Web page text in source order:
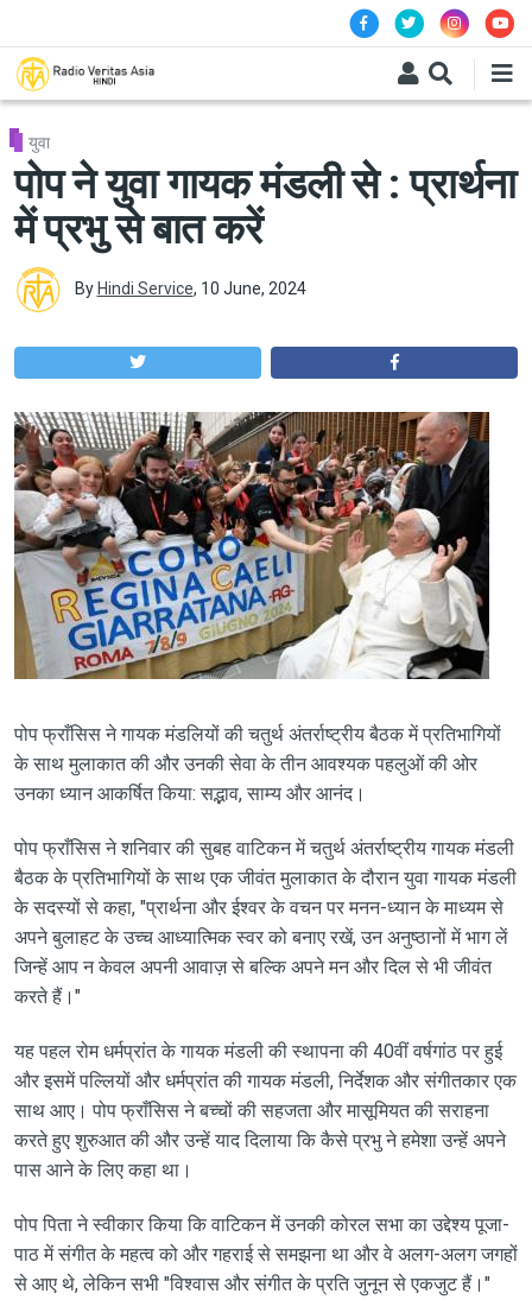
युवा
पोप ने युवा गायक मंडली से : प्रार्थना
में प्रभु से बात करें
By Hindi Service, 10 June, 2024
पोप फ्राँसिस ने गायक मंडलियों की चतुर्थ अंतर्राष्ट्रीय बैठक में प्रतिभागियों
के साथ मुलाकात की और उनकी सेवा के तीन आवश्यक पहलुओं की ओर
उनका ध्यान आकर्षित किया: सद्भाव, साम्य और आनंद।
पोप फ्राँसिस ने शनिवार की सुबह वाटिकन में चतुर्थ अंतर्राष्ट्रीय गायक मंडली
बैठक के प्रतिभागियों के साथ एक जीवंत मुलाकात के दौरान युवा गायक मंडली
के सदस्यों से कहा, "प्रार्थना और ईश्वर के वचन पर मनन-ध्यान के माध्यम से
अपने बुलाहट के उच्च आध्यात्मिक स्वर को बनाए रखें, उन अनुष्ठानों में भाग लें
जिन्हें आप न केवल अपनी आवाज़ से बल्कि अपने मन और दिल से भी जीवंत
करते हैं।"
यह पहल रोम धर्मप्रांत के गायक मंडली की स्थापना की 40वीं वर्षगांठ पर हुई
और इसमें पल्लियों और धर्मप्रांत की गायक मंडली, निर्देशक और संगीतकार एक
साथ आए। पोप फ्राँसिस ने बच्चों की सहजता और मासूमियत की सराहना
करते हुए शुरुआत की और उन्हें याद दिलाया कि कैसे प्रभु ने हमेशा उन्हें अपने
पास आने के लिए कहा था।
पोप पिता ने स्वीकार किया कि वाटिकन में उनकी कोरल सभा का उद्देश्य पूजा-
पाठ में संगीत के महत्व को और गहराई से समझना था और वे अलग-अलग जगहों
से आए थे, लेकिन सभी "विश्वास और संगीत के प्रति जुनून से एकजुट हैं।"